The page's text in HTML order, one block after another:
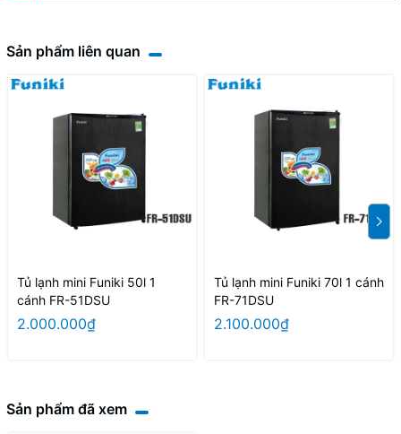
Sản phẩm liên quan
Tủ lạnh mini Funiki 50l 1
cánh FR-51DSU
2.000.000₫
Tủ lạnh mini Funiki 70l 1 cánh
FR-71DSU
2.100.000₫
Sản phẩm đã xem